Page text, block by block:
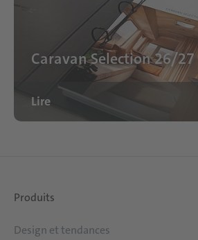
Caravan Selection 26/27
Lire
Produits
Design et tendances